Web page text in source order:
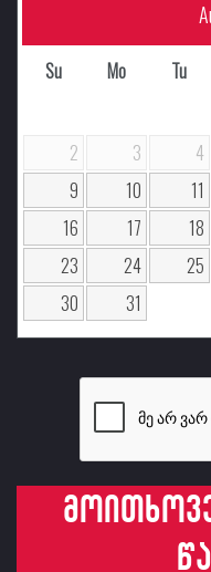
Su Mo Tu
2
3 4
9
10 11
16
17 18
23
24 25
30
31